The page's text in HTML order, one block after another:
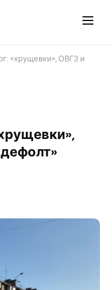
«хрущевки», ОВГЗ и